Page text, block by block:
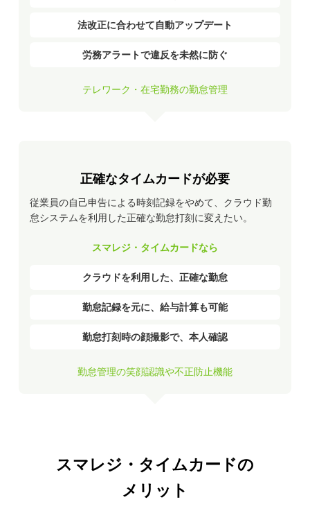
法改正に合わせて自動アップデート
労務アラートで違反を未然に防ぐ
テレワーク・在宅勤務の勤怠管理
正確なタイムカードが必要
従業員の自己申告による時刻記録をやめて、クラウド勤
怠システムを利用した正確な勤怠打刻に変えたい。
スマレジ・タイムカードなら
クラウドを利用した、正確な勤怠
勤怠記録を元に、給与計算も可能
勤怠打刻時の顔撮影で、本人確認
勤怠管理の笑顔認識や不正防止機能
スマレジ・タイムカードの
メリット